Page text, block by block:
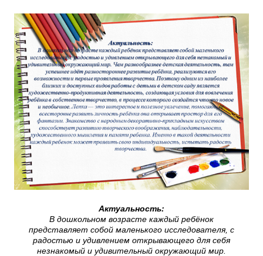
Актуальность:
В дошкольном возрасте каждый ребёнок
представляет собой маленького исследователя, с
радостью и удивлением открывающего для себя
незнакомый и удивительный окружающий мир.